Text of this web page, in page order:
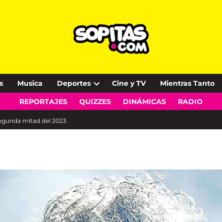
Musica Deportes
Open
dropdown
Cine y TV Mientras Tanto
REPORTAJES QUIZZES DINÁMICAS RADIO
mitad del 2023